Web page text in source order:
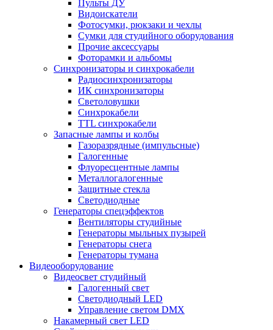
Пульты ДУ
Видоискатели
Фотосумки, рюкзаки и чехлы
Сумки для студийного оборудования
Прочие аксессуары
Фоторамки и альбомы
Синхронизаторы и синхрокабели
Радиосинхронизаторы
ИК синхронизаторы
Светоловушки
Синхрокабели
TTL синхрокабели
Запасные лампы и колбы
Газоразрядные (импульсные)
Галогенные
Флуоресцентные лампы
Металлогалогенные
Защитные стекла
Светодиодные
Генераторы спецэффектов
Вентиляторы студийные
Генераторы мыльных пузырей
Генераторы снега
Генераторы тумана
Видеооборудование
Видеосвет студийный
Галогенный свет
Светодиодный LED
Управление светом DMX
Накамерный свет LED